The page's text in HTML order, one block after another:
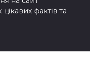
фактів та